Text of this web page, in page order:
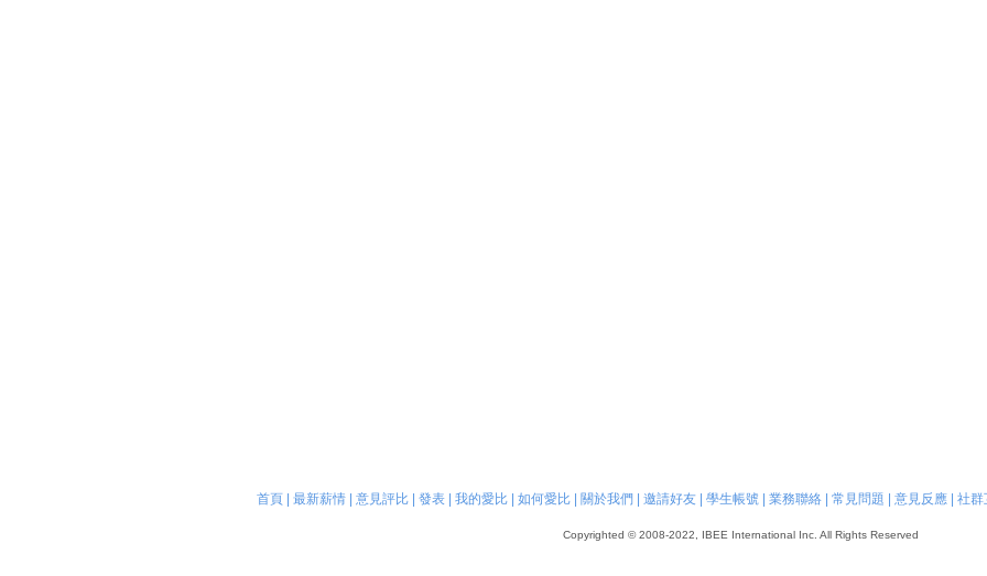
首頁| 最新薪情| 意見評比| 發表| 我的愛比| 如何愛比| 關於我們 邀請好友| 學生帳號| 業務聯絡| 常見問題 意見反應| 社群
Copyrighted © 2008-2022, IBEE International Inc. All Rights Reserved